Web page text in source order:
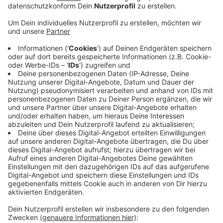
Anzeige
Immer mehr Einzelhändler machen mit
Anzeige
Dass der Black Friday nicht nur im Online-Handel eine
Rolle spielt, zeigen auch die Händler in der Ahauser
Innenstadt. Zum Start von "Ahaus leuchtet" sind die
Geschäfte heute bis 21 Uhr geöffnet. In den letzten
Jahren haben immer mehr Einzelhändler beim Black
Friday mitgemacht, weil es sich mehr lohnt, als einen
Winter- oder Schlussverkauf zu machen, sagt Tobias
Buller-Langhorst vom Handelsverband Münster.
Anzeige